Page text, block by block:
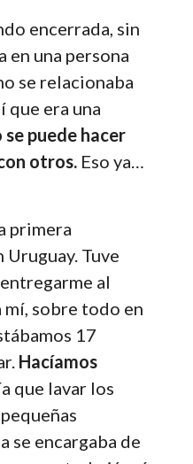
encerrada, sin
en una persona
se relacionaba
que era una
se puede hacer
otros.Eso ya…
primera
Tuve
al
sobre todo en
17
Hacíamos
que lavar los
se encargaba de